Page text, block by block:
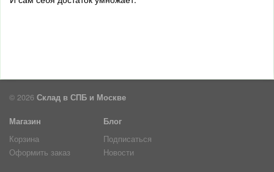
© 2026 Склад в СПБ и Москве
Магазин
Корзина
Оформить заказ
Блог
Подписаться
Новости